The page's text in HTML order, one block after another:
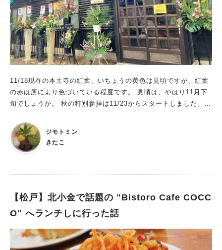
11/18現在の本土寺の紅葉、いちょうの黄色は見頃ですが、紅葉
の赤は所により色づいている程度です。 見頃は、やはり11月下
旬でしょうか。 秋の特別参拝は11/23からスタートしました。12
ジモトミン
きたこ
【松戸】北小金で話題の "Bistoro Cafe COCC
O" へランチしに行った話